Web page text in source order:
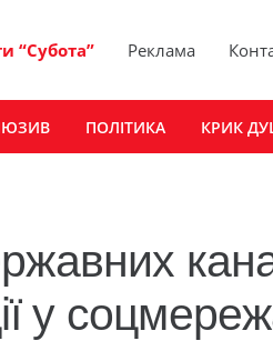
“Субота” Реклама
ПОЛІТИКА КРИК
у